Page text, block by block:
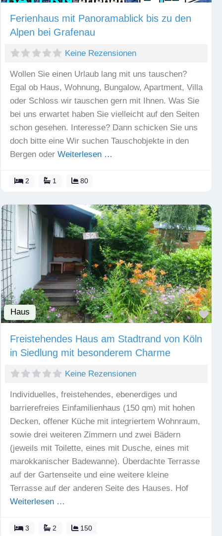
Ferienhaus mit Panoramablick bis zu den
Alpen bei Grafenau
Keine Rezensionen
Wollen Sie einen Urlaub lang mit uns tauschen?
Egal ob Haus, Wohnung, Bungalow, Apartment, Villa
oder Schloss wir tauschen gern mit Ihnen. Was Sie
bei uns erwartet haben Sie vielleicht auf den Seiten
schon gesehen. Interesse? Dann schicken Sie uns
doch bitte eine Wir suchen Tauschobjekte in den
Bergen oder Weiterlesen …
2 1 80
Haus
Freistehendes Haus am Stadtrand von Köln
in Siedlung mit besonderem Charme
Keine Rezensionen
Individuelles, freistehendes, ebenerdiges und
barrierefreies Einfamilienhaus (150 qm) mit hohen
Decken, offener Küche mit integriertem Wohnraum,
sowie drei weiteren Zimmern und zwei Bädern
(jeweils mit Toilette, eines mit Dusche, eines mit
marokkanischer Badewanne). Überdachte Terrasse
auf der Gartenseite und eine weitere kleine
Terrasse auf der anderen Seite des Hauses. Hof
Weiterlesen …
3 2 150